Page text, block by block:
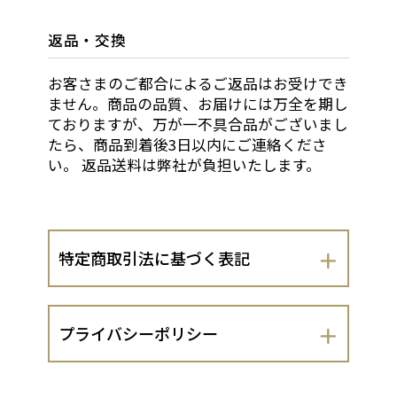
返品・交換
お客さまのご都合によるご返品はお受けでき
ません。商品の品質、お届けには万全を期し
ておりますが、万が一不具合品がございまし
たら、商品到着後3日以内にご連絡くださ
い。 返品送料は弊社が負担いたします。
特定商取引法に基づく表記
会社名
プライバシーポリシー